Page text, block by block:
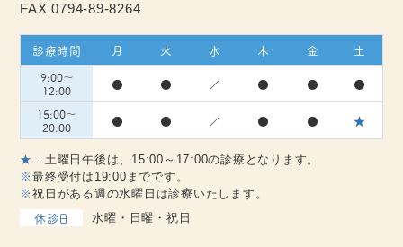
FAX 0794-89-8264
診療時間 月 火 水 木 金 土
9:00～
12:00
● ● ／ ● ● ●
15:00～
20:00
● ● ／ ● ● ★
★ …土曜日午後は、15:00～17:00の診療となります。
※最終受付は19:00までです。
※祝日がある週の水曜日は診療いたします。
休診日 水曜・日曜・祝日